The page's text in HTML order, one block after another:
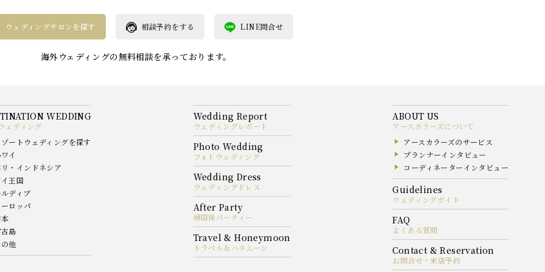
ウェディングサロンを探す 相談予約をする LINE問合せ
海外ウェディングの無料相談を承っております。
ェディング
ートウェディングを探す
イ
・インドネシア
王国
ディブ
ロッパ
島
他
ウェディングレポート
フォトウェディング
ウェディングドレス
帰国後パーティー
トラベル＆ハネムーン
アースカラーズについて
アースカラーズのサービス
プランナーインタビュー
コーディネーターインタビュー
ウェディングガイド
よくある質問
お問合せ・来店予約